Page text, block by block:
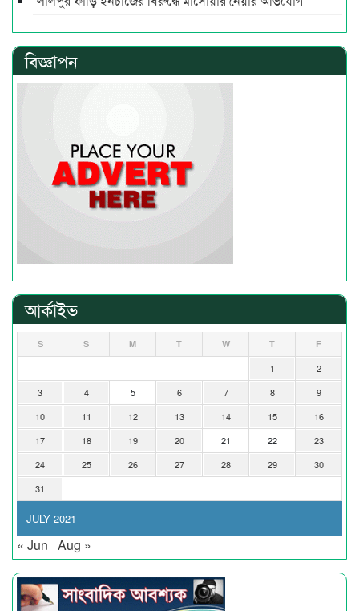
বিজ্ঞাপন
আর্কাইভ
JULY 2021
S S M T W T F
1
2
3
4 5 6 7 8
9
10
11 12 13 14 15
16
17
18 19 20 21 22
23
24
25 26 27 28 29
30
31
« Jun Aug »